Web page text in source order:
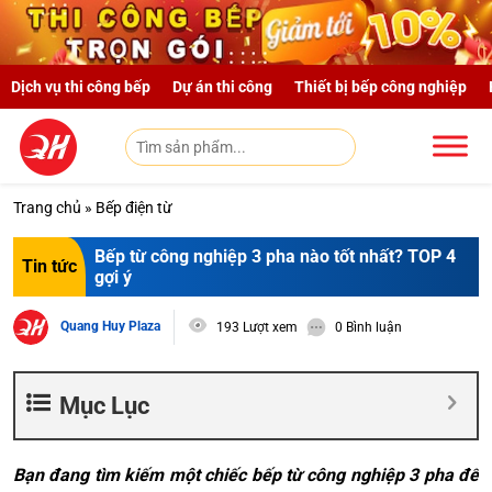
Skip to main content
Dịch vụ thi công bếp Dự án thi công Thiết bị bếp công nghiệp
Trang chủ » Bếp điện từ
Tin tức
Bếp từ công nghiệp 3 pha nào tốt nhất? TOP 4
gợi ý
Quang Huy Plaza 193 Lượt xem 0 Bình luận
Mục Lục
Bạn đang tìm kiếm một chiếc bếp từ công nghiệp 3 pha để